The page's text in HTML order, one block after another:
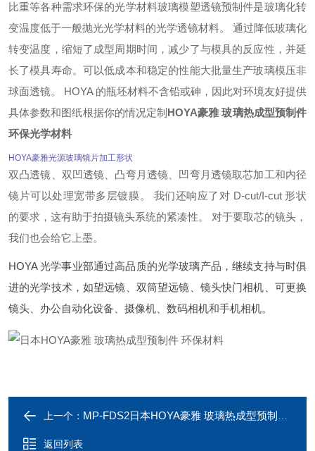
比重等各种需求环保的光学材料玻璃模塑透镜预制件是玻璃化转
变温度低于一般抛光光学材料的光学透镜材料。 通过降低玻璃化
转变温度，缩短了成型周期时间，减少了与模具的反应性，并延
长了模具寿命。可以低成本和稳定的性能大批量生产玻璃模压非
球面透镜。 HOYA 的瓶坯材料不含铅或砷，因此对环境友好提供
具体参数和图纸根据你的情况定制 HOYA豪雅 玻璃热成型预制件
环保光学材料
HOYA豪雅光源玻璃镜片加工形状
双凸透镜、双凹透镜、凸弯月透镜、凹弯月透镜取芯加工和内径
镜片可以处理宽带多层镀膜。 我们还响应了对 D-cut/I-cut 形状
的要求，这有助于拍摄镜头系统的紧凑性。 对于要取芯的镜头，
我们也会给它上墨。
HOYA 光学事业部通过高品质的光学玻璃产品，继续支持与时俱
进的光学技术，如望远镜、双筒望远镜、镜头快门相机、可更换
镜头、办公自动化设备、摄像机、数码相机和手机相机。
上一个： MP-FDS2日本HOYA豪雅 玻璃热成型预制件 环保材料
返回列表